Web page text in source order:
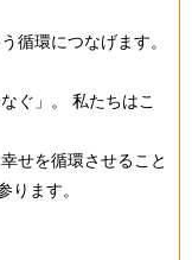
循環につなげます。
ぐ」。 私たちはこ
せを循環させること
ります。